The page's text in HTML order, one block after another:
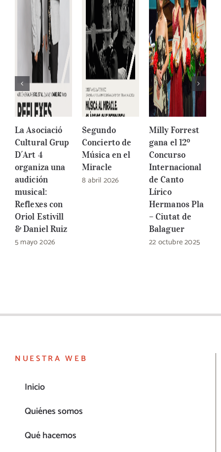
La Asociació
Cultural Grup
D´Art 4
organiza una
audición
musical:
Reflexes con
Oriol Estivill
& Daniel Ruiz
5 mayo 2026
Segundo
Concierto de
Música en el
Miracle
8 abril 2026
Milly Forrest
gana el 12º
Concurso
Internacional
de Canto
Lírico
Hermanos Pla
– Ciutat de
Balaguer
22 octubre 2025
NUESTRA WEB
Inicio
Quiénes somos
Qué hacemos